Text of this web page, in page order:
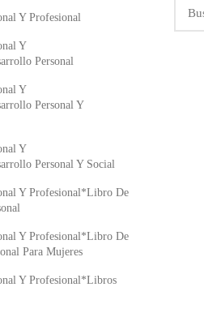
Y Profesional
Y
Personal
Y
Personal Y
Y
Personal Y Social
Y Profesional*Libro De
Y Profesional*Libro De
Para Mujeres
Y Profesional*Libros